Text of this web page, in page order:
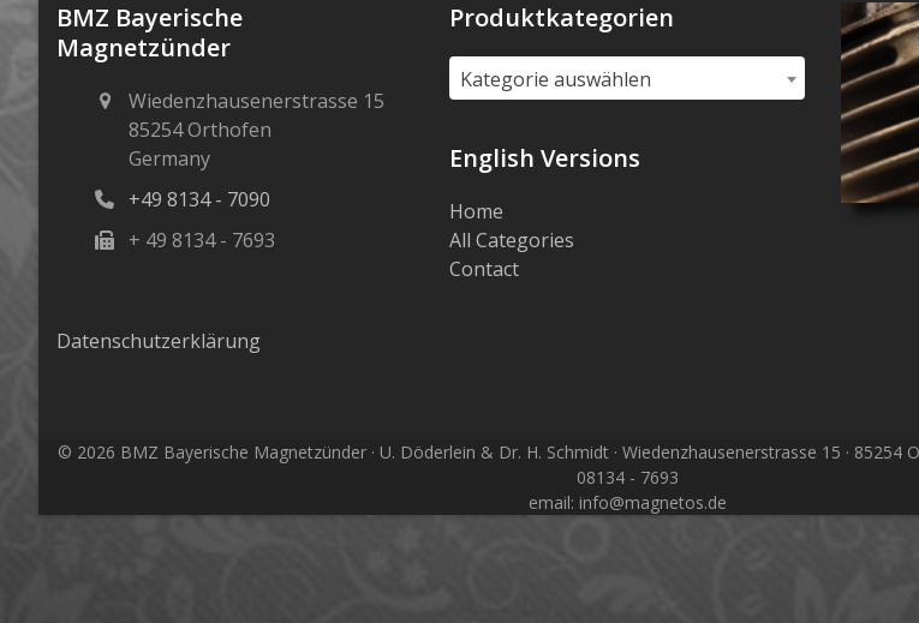
BMZ Bayerische
Magnetzünder
Wiedenzhausenerstrasse 15
85254 Orthofen
Germany
+49 8134 - 7090
+ 49 8134 - 7693
Datenschutzerklärung
Produktkategorien
Kategorie auswählen
English Versions
Home
All Categories
Contact
© 2026 BMZ Bayerische Magnetzünder · U. Döderlein & Dr. H. Schmidt · Wiedenzhausenerstrasse 15 · 85254
08134 - 7693
email: info@magnetos.de